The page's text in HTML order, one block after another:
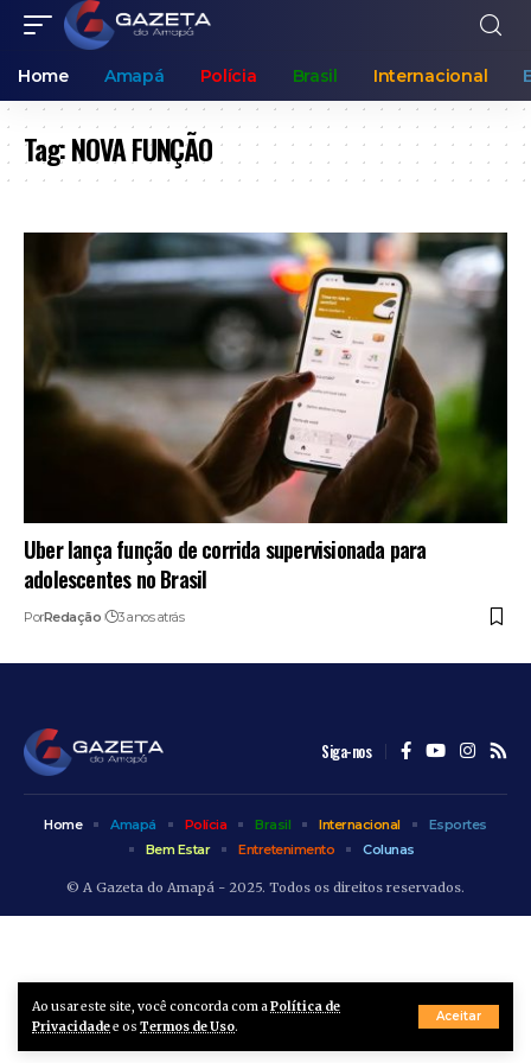
Ao usar este site, você concorda com aPolítica de
Privacidadee os Termos de Uso.
Aceitar
Home Amapá Polícia Brasil Internacional
Tag:NOVA FUNÇÃO
Uber lança função de corrida supervisionada para
adolescentes no Brasil
PorRedação 3 anos atrás
Siga-nos
© A Gazeta do Amapá - 2025. Todos os direitos reservados.
Home Amapá Polícia Brasil Internacional
Esportes
Bem Estar
Entretenimento Colunas